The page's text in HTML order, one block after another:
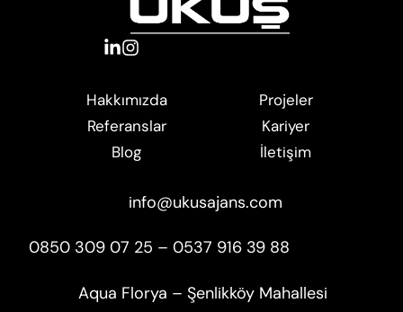
Hakkımızda
Referanslar
Blog
Projeler
Kariyer
İletişim
info@ukusajans.com
0850 309 07 25 – 0537 916 39 88
Aqua Florya – Şenlikköy Mahallesi